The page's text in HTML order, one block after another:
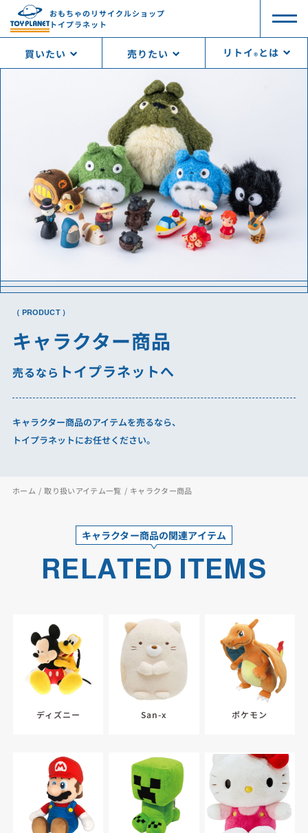
おもちゃのリサイクルショップ
トイプラネット
買いたい 売りたい リトイ®︎とは
（ PRODUCT ）
キャラクター商品
売るなら トイプラネットへ
キャラクター商品のアイテムを売るなら、
トイプラネットにお任せください。
ホーム 取り扱いアイテム一覧 キャラクター商品
キャラクター商品の関連アイテム
RELATED ITEMS
ディズニー San-x ポケモン